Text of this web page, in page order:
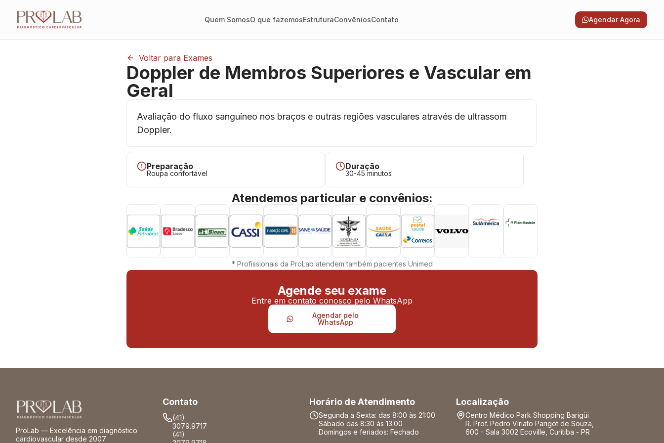
Quem SomosO que fazemosEstruturaConvêniosContato Agendar Agora
Voltar para Exames
Doppler de Membros Superiores e Vascular em
Geral
Avaliação do fluxo sanguíneo nos braços e outras regiões vasculares através de ultrassom
Doppler.
Preparação
Roupa confortável
Duração
30-45 minutos
Atendemos particular e convênios:
* Profissionais da ProLab atendem também pacientes Unimed
Agende seu exame
Entre em contato conosco pelo WhatsApp
Agendar pelo
WhatsApp
ProLab — Excelência em diagnóstico
cardiovascular desde 2007
Contato
(41)
3079.9717
(41)
Horário de Atendimento
Segunda a Sexta: das 8:00 às 21:00
Sábado das 8:30 às 13:00
Domingos e feriados: Fechado
Localização
Centro Médico Park Shopping Barigüi
R. Prof. Pedro Viriato Parigot de Souza,
600 - Sala 3002 Ecoville, Curitiba - PR